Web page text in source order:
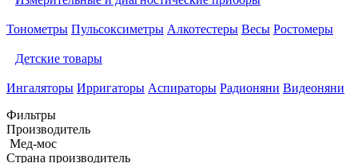
Тонометры Пульсоксиметры Алкотестеры Весы Ростомеры
Детские товары
Ингаляторы Ирригаторы Аспираторы Радионяни Видеоняни
Фильтры
Производитель
Мед-мос
Страна производитель